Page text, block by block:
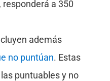
responderá a 350
además
no puntúan. Estas
puntuables y no